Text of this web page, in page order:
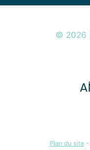
© 2026 |
Plan du site-